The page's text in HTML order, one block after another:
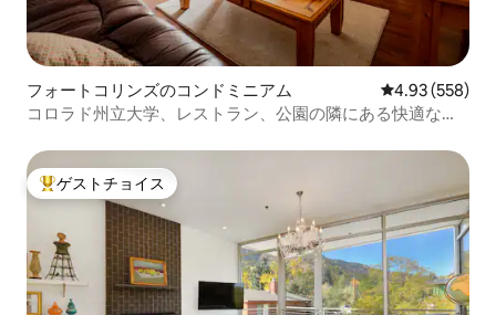
フォートコリンズのコンドミニアム レビュー558
4.93 (558)
コロラド州立大学、レストラン、公園の隣にある快適なコ
大好評のゲストチョイスです。
ゲストチョイス